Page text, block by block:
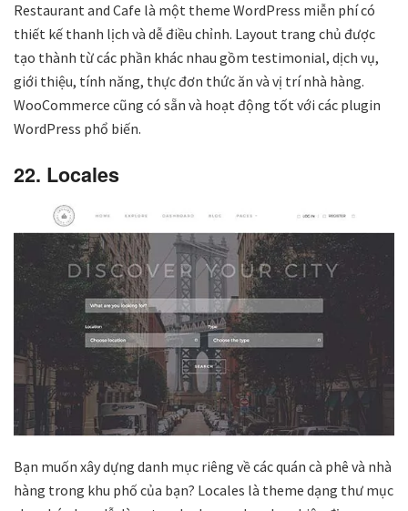
Restaurant and Cafe là một theme WordPress miễn phí có
thiết kế thanh lịch và dễ điều chỉnh. Layout trang chủ được
tạo thành từ các phần khác nhau gồm testimonial, dịch vụ,
giới thiệu, tính năng, thực đơn thức ăn và vị trí nhà hàng.
WooCommerce cũng có sẵn và hoạt động tốt với các plugin
WordPress phổ biến.
22. Locales
Bạn muốn xây dựng danh mục riêng về các quán cà phê và nhà
hàng trong khu phố của bạn? Locales là theme dạng thư mục